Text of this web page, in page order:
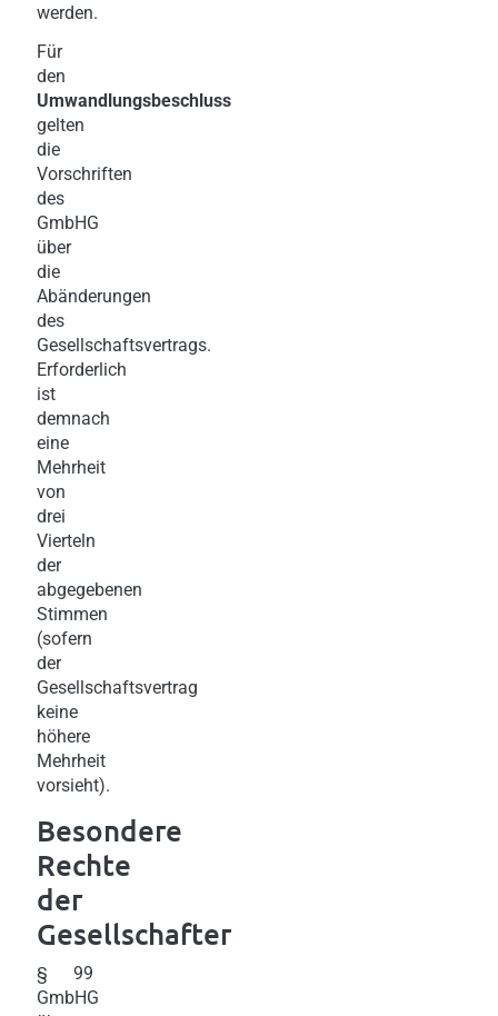
werden.
Für
den
Umwandlungsbeschluss
gelten
die
Vorschriften
des
GmbHG
über
die
Abänderungen
des
Gesellschaftsvertrags.
Erforderlich
ist
demnach
eine
Mehrheit
von
drei
Vierteln
der
abgegebenen
Stimmen
(sofern
der
Gesellschaftsvertrag
keine
höhere
Mehrheit
vorsieht).
Besondere
Rechte
der
Gesellschafter
§ 99
GmbHG